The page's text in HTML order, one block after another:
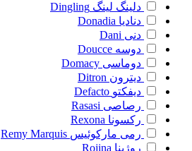
دلینگ لینگ Dingling
دنادیا Donadia
دنی Dani
دوسه Doucce
دوماسی Domacy
دیترون Ditron
دیفکتو Defacto
رصاصی Rasasi
رکسونا Rexona
رمی مارکوئیس Remy Marquis
روژینا Rojina